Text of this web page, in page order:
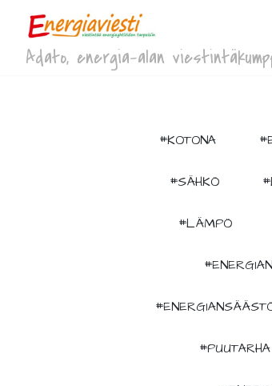
Adato, energia-alan
#KOTONA
#SÄHKÖ
#LÄMPÖ
#PUUTARHA